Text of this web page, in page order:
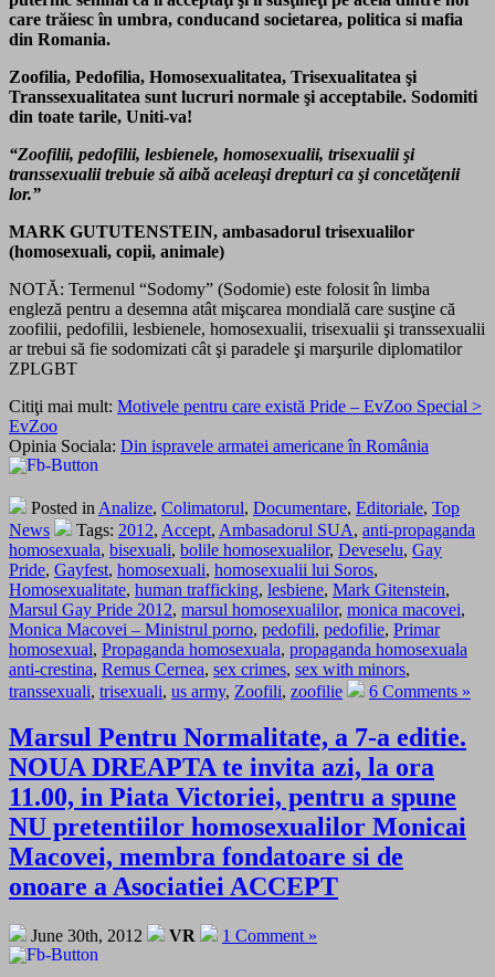
care trăiesc în umbra, conducand societarea, politica si mafia
din Romania.
Zoofilia, Pedofilia, Homosexualitatea, Trisexualitatea şi
Transsexualitatea sunt lucruri normale şi acceptabile. Sodomiti
din toate tarile, Uniti-va!
“Zoofilii, pedofilii, lesbienele, homosexualii, trisexualii şi
transsexualii trebuie să aibă aceleaşi drepturi ca şi concetăţenii
lor.”
MARK GUTUTENSTEIN, ambasadorul trisexualilor
(homosexuali, copii, animale)
NOTĂ: Termenul “Sodomy” (Sodomie) este folosit în limba
engleză pentru a desemna atât mişcarea mondială care susţine că
zoofilii, pedofilii, lesbienele, homosexualii, trisexualii şi transsexualii
ar trebui să fie sodomizati cât şi paradele şi marşurile diplomatilor
ZPLGBT
Citiţi mai mult: Motivele pentru care există Pride – EvZoo Special >
EvZoo
Opinia Sociala: Din ispravele armatei americane în România
Posted in Analize, Colimatorul, Documentare, Editoriale, Top
News
Tags: 2012, Accept, Ambasadorul SUA, anti-propaganda
homosexuala, bisexuali, bolile homosexualilor, Deveselu, Gay
Pride, Gayfest, homosexuali, homosexualii lui Soros,
Homosexualitate, human trafficking, lesbiene, Mark Gitenstein,
Marsul Gay Pride 2012, marsul homosexualilor, monica macovei,
Monica Macovei – Ministrul porno, pedofili, pedofilie, Primar
homosexual, Propaganda homosexuala, propaganda homosexuala
anti-crestina, Remus Cernea, sex crimes, sex with minors,
transsexuali, trisexuali, us army, Zoofili, zoofilie 6 Comments »
Marsul Pentru Normalitate, a 7-a editie.
NOUA DREAPTA te invita azi, la ora
11.00, in Piata Victoriei, pentru a spune
NU pretentiilor homosexualilor Monicai
Macovei, membra fondatoare si de
onoare a Asociatiei ACCEPT
June 30th, 2012 VR 1 Comment »